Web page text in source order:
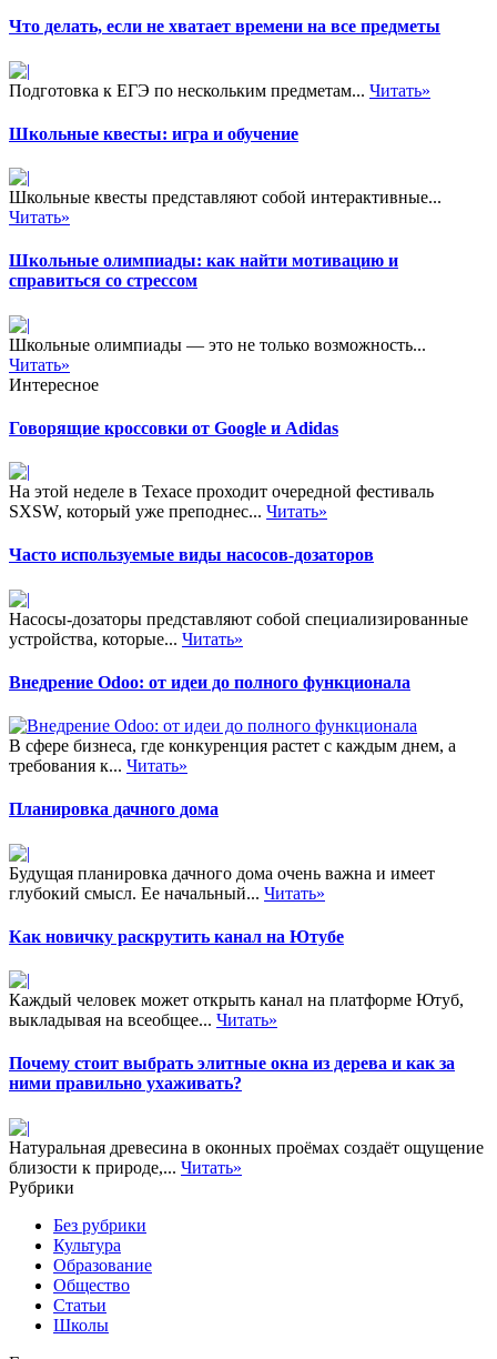
Что делать, если не хватает времени на все предметы
Подготовка к ЕГЭ по нескольким предметам... Читать»
Школьные квесты: игра и обучение
Школьные квесты представляют собой интерактивные...
Читать»
Школьные олимпиады: как найти мотивацию и
справиться со стрессом
Школьные олимпиады — это не только возможность...
Читать»
Интересное
Говорящие кроссовки от Google и Adidas
На этой неделе в Техасе проходит очередной фестиваль
SXSW, который уже преподнес... Читать»
Часто используемые виды насосов-дозаторов
Насосы-дозаторы представляют собой специализированные
устройства, которые... Читать»
Внедрение Odoo: от идеи до полного функционала
В сфере бизнеса, где конкуренция растет с каждым днем, а
требования к... Читать»
Планировка дачного дома
Будущая планировка дачного дома очень важна и имеет
глубокий смысл. Ее начальный... Читать»
Как новичку раскрутить канал на Ютубе
Каждый человек может открыть канал на платформе Ютуб,
выкладывая на всеобщее... Читать»
Почему стоит выбрать элитные окна из дерева и как за
ними правильно ухаживать?
Натуральная древесина в оконных проёмах создаёт ощущение
близости к природе,... Читать»
Рубрики
Без рубрики
Культура
Образование
Общество
Статьи
Школы